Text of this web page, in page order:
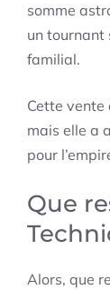
somme
un tournant
familial.
Cette vente
mais elle a
pour
Que
Alors, que